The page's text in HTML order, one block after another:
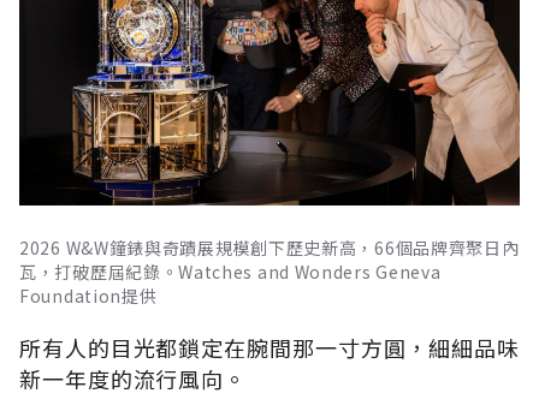
2026 W&W鐘錶與奇蹟展規模創下歷史新高，66個品牌齊聚日內
瓦，打破歷屆紀錄。Watches and Wonders Geneva
Foundation提供
所有人的目光都鎖定在腕間那一寸方圓，細細品味
新一年度的流行風向。